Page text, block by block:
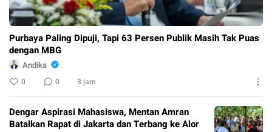
Purbaya Paling Dipuji, Tapi 63 Persen Publik Masih Tak Puas
dengan MBG
Andika
0 0 3 jam
Dengar Aspirasi Mahasiswa, Mentan Amran
Batalkan Rapat di Jakarta dan Terbang ke Alor